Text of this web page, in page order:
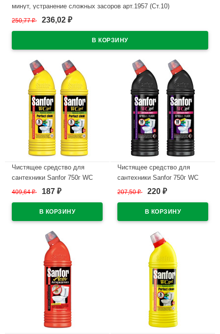
минут, устранение сложных засоров арт.1957 (Ст.10)
В наличии
250,77₽ 236,02 ₽
Чистящее средство для
сантехники Sanfor 750г WC
gel, лимонная свежесть
409,64₽ 187 ₽
Чистящее средство для
сантехники Sanfor 750г WC
гель, Special black арт.1896
207,50₽ 220 ₽